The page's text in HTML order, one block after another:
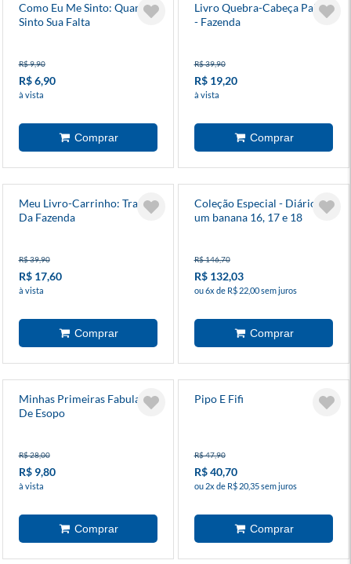
Como Eu Me Sinto: Quando
Sinto Sua Falta
R$ 9,90
R$ 6,90
à vista
Livro Quebra-Cabeça Palito
- Fazenda
R$ 39,90
R$ 19,20
à vista
Meu Livro-Carrinho: Trator
Da Fazenda
R$ 39,90
R$ 17,60
à vista
Coleção Especial - Diário de
um banana 16, 17 e 18
R$ 146,70
R$ 132,03
ou 6x de R$ 22,00 sem juros
Minhas Primeiras Fabulas
De Esopo
R$ 28,00
R$ 9,80
à vista
Pipo E Fifi
R$ 47,90
R$ 40,70
ou 2x de R$ 20,35 sem juros